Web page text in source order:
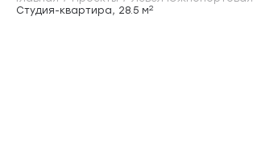
Студия-квартира, 28.5 м2